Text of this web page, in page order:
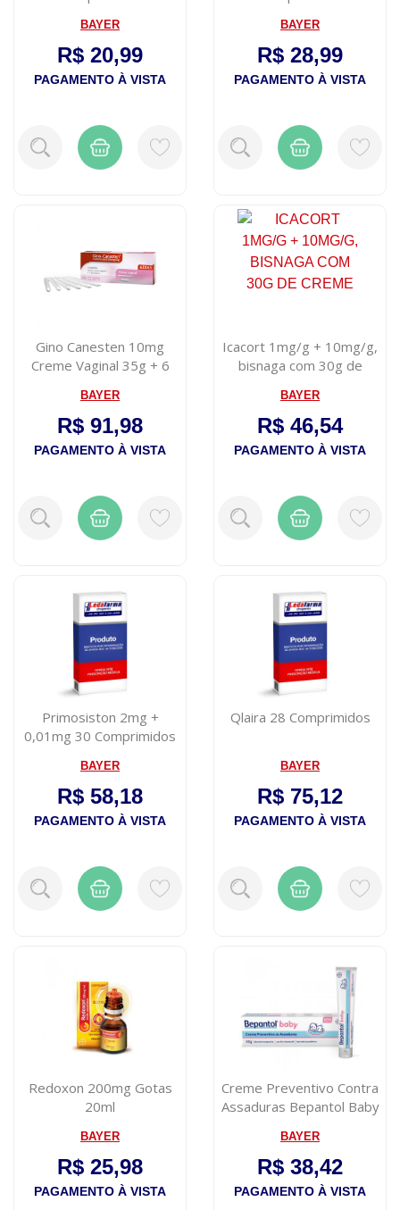
BAYER
R$ 20,99
PAGAMENTO À VISTA
BAYER
R$ 28,99
PAGAMENTO À VISTA
Gino Canesten 10mg
Creme Vaginal 35g + 6
BAYER
R$ 91,98
PAGAMENTO À VISTA
Icacort 1mg/g + 10mg/g,
bisnaga com 30g de
BAYER
R$ 46,54
PAGAMENTO À VISTA
Primosiston 2mg +
0,01mg 30 Comprimidos
BAYER
R$ 58,18
PAGAMENTO À VISTA
Qlaira 28 Comprimidos
BAYER
R$ 75,12
PAGAMENTO À VISTA
Redoxon 200mg Gotas
20ml
BAYER
R$ 25,98
PAGAMENTO À VISTA
Creme Preventivo Contra
Assaduras Bepantol Baby
BAYER
R$ 38,42
PAGAMENTO À VISTA